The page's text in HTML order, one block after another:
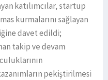
katılımcılar, startup
kurmalarını sağlayan
davet edildi;
takip ve devam
pekiştirilmesi